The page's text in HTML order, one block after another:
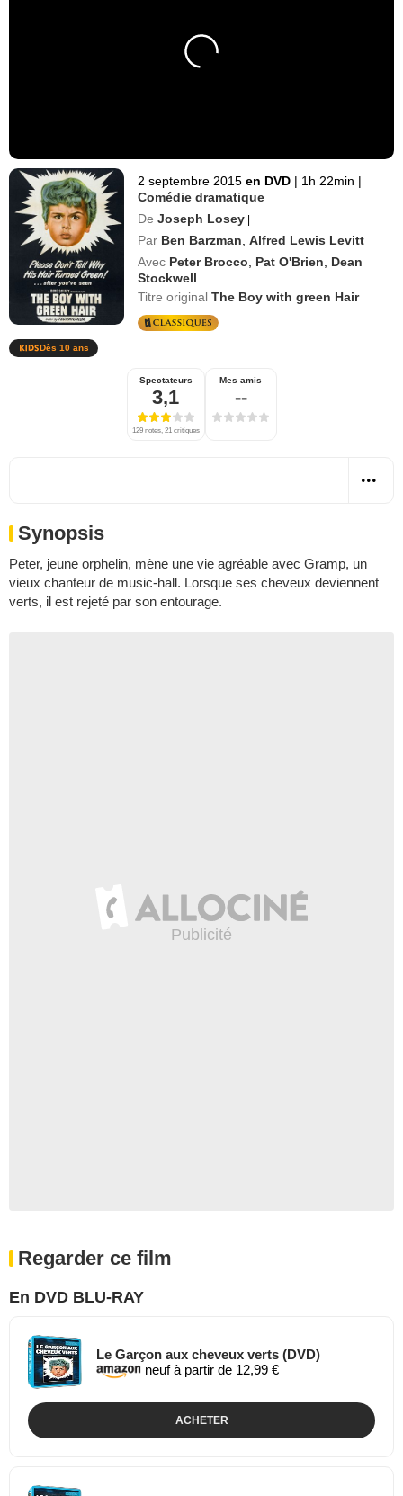
2 septembre 2015 en DVD | 1h 22min |
Comédie dramatique
De Joseph Losey |
Par Ben Barzman ,Alfred Lewis Levitt
Avec Peter Brocco Pat O'Brien
Dean
Stockwell
Titre originalThe Boy with green Hair
Dès 10 ans
Spectateurs
3,1
129 notes, 21 critiques
Mes amis
--
Synopsis
Peter, jeune orphelin, mène une vie agréable avec Gramp, un
vieux chanteur de music-hall. Lorsque ses cheveux deviennent
verts, il est rejeté par son entourage.
Regarder ce film
En DVD BLU-RAY
Le Garçon aux cheveux verts (DVD)
neuf à partir de 12,99 €
ACHETER